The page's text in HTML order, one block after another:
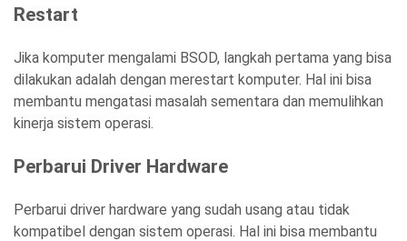
Restart
Jika komputer mengalami BSOD, langkah pertama yang bisa
dilakukan adalah dengan merestart komputer. Hal ini bisa
membantu mengatasi masalah sementara dan memulihkan
kinerja sistem operasi.
Perbarui Driver Hardware
Perbarui driver hardware yang sudah usang atau tidak
kompatibel dengan sistem operasi. Hal ini bisa membantu